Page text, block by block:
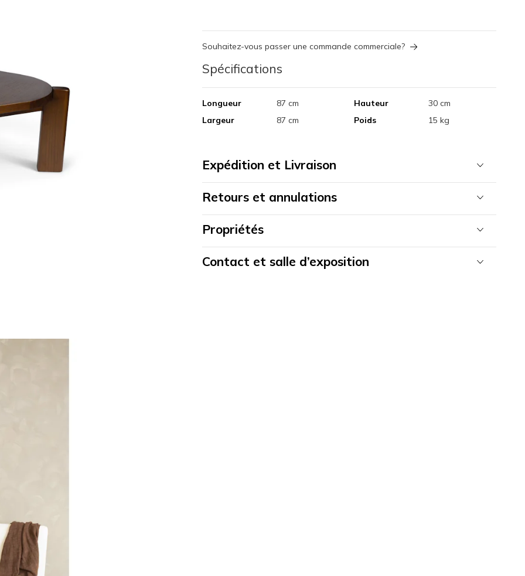
Souhaitez-vous passer une commande commerciale?
Spécifications
Longueur
87 cm
Largeur
87 cm
Hauteur
30 cm
Poids
15 kg
Expédition et Livraison
Retours et annulations
Propriétés
Contact et salle d’exposition